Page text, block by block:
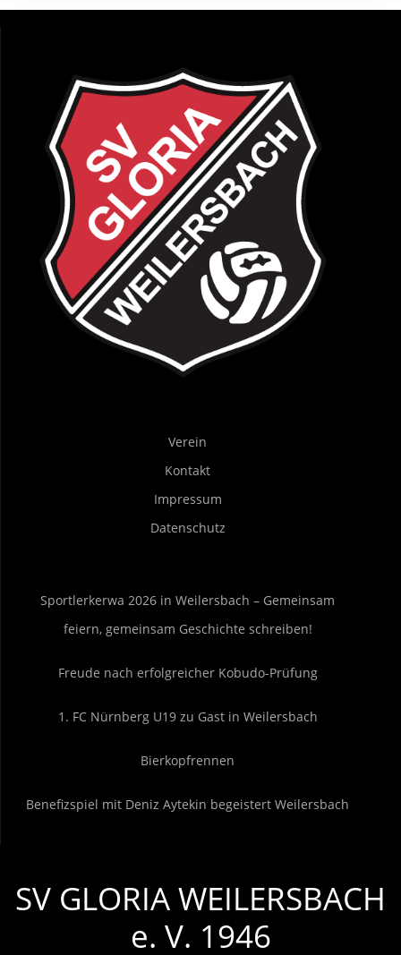
Verein
Kontakt
Impressum
Datenschutz
Sportlerkerwa 2026 in Weilersbach – Gemeinsam
feiern, gemeinsam Geschichte schreiben!
Freude nach erfolgreicher Kobudo-Prüfung
1. FC Nürnberg U19 zu Gast in Weilersbach
Bierkopfrennen
Benefizspiel mit Deniz Aytekin begeistert Weilersbach
SV GLORIA WEILERSBACH
e. V. 1946